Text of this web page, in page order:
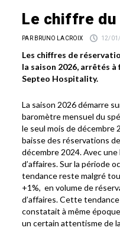
Le chiffre du
PAR BRUNO LACROIX 12/
Les chiffres de
la saison 2026, arrêtés à
Septeo Hospitality.
La saison 2026 démarre
baromètre mensuel du
le seul mois de décembre
baisse des réservations
décembre 2024. Avec
d’affaires. Sur la période
tendance reste malgré
+1%, en volume de
d’affaires. Cette
constatait à même
un certain attentisme de